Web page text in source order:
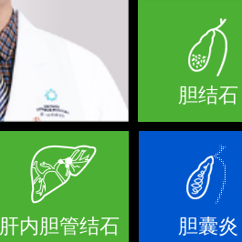
胆结石
肝内胆管结石 胆囊炎